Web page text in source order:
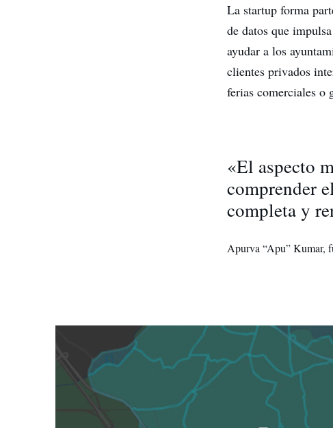
La startup forma
de datos que
ayudar a los
clientes privados
ferias comerciales o
«El aspecto
comprender
completa y
Apurva “Apu” Kumar,